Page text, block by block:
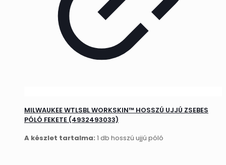
MILWAUKEE WTLSBL WORKSKIN™ HOSSZÚ UJJÚ ZSEBES
PÓLÓ FEKETE (4932493033)
A készlet tartalma: 1 db hosszú ujjú póló